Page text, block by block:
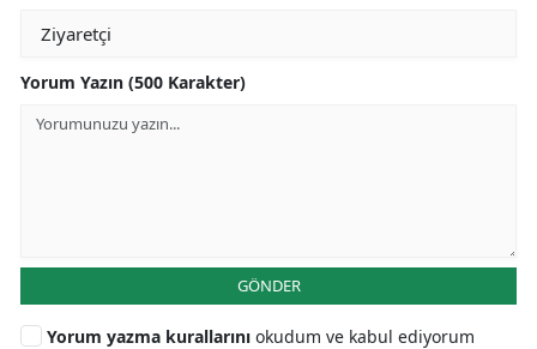
Yorum Yazın (500 Karakter)
GÖNDER
Yorum yazma kurallarını okudum ve kabul ediyorum